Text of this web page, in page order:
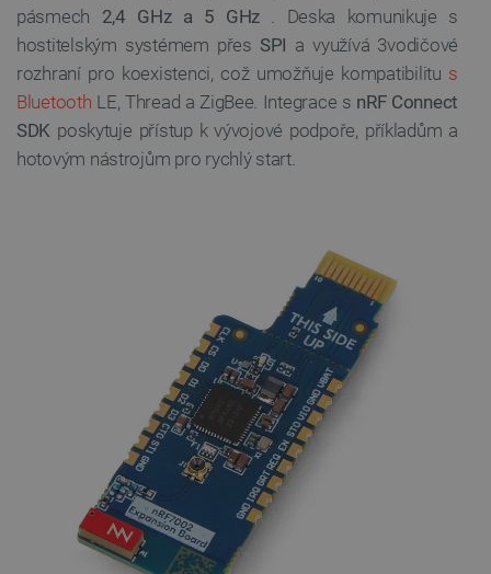
pásmech 2,4 GHz a 5 GHz . Deska komunikuje s
hostitelským systémem přes SPI a využívá 3vodičové
rozhraní pro koexistenci, což umožňuje kompatibilitu s
Bluetooth LE, Thread a ZigBee. Integrace s nRF Connect
SDK poskytuje přístup k vývojové podpoře, příkladům a
hotovým nástrojům pro rychlý start.